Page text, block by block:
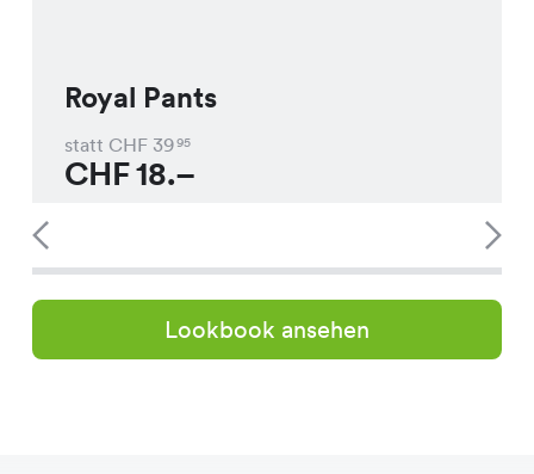
Royal Pants
statt CHF 3995
CHF18.–
Lookbook ansehen